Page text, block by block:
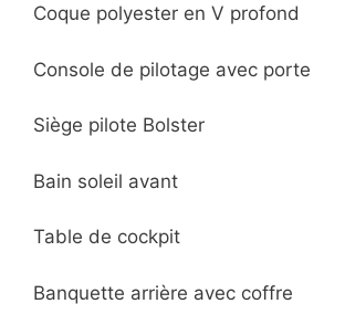
Coque polyester en V profond
Console de pilotage avec porte
Siège pilote Bolster
Bain soleil avant
Table de cockpit
Banquette arrière avec coffre